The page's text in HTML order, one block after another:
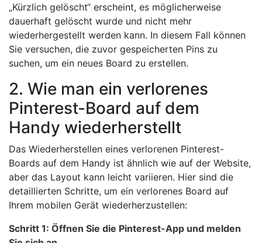
„Kürzlich gelöscht“ erscheint, es möglicherweise
dauerhaft gelöscht wurde und nicht mehr
wiederhergestellt werden kann. In diesem Fall können
Sie versuchen, die zuvor gespeicherten Pins zu
suchen, um ein neues Board zu erstellen.
2. Wie man ein verlorenes
Pinterest-Board auf dem
Handy wiederherstellt
Das Wiederherstellen eines verlorenen Pinterest-
Boards auf dem Handy ist ähnlich wie auf der Website,
aber das Layout kann leicht variieren. Hier sind die
detaillierten Schritte, um ein verlorenes Board auf
Ihrem mobilen Gerät wiederherzustellen:
Schritt 1: Öffnen Sie die Pinterest-App und melden